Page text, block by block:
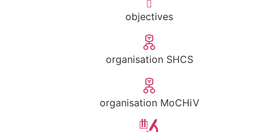
objectives
organisation SHCS
organisation MoCHiV